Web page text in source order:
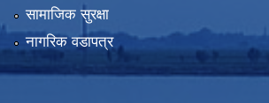
सामाजिक सुरक्षा
नागरिक वडापत्र